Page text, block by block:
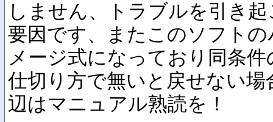
しません、トラブルを引き起
要因です、またこのソフト
メージ式になっており同条件
仕切り方で無いと戻せない
辺はマニュアル熟読を！